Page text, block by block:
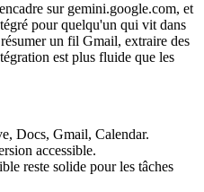
sur gemini.google.com, et
pour quelqu'un qui vit dans
un fil Gmail, extraire des
est plus fluide que les
Docs, Gmail, Calendar.
accessible.
reste solide pour les tâches